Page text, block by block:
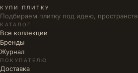
КУПИ ПЛИТКУ
Подбираем плитку под идею,
КАТАЛОГ
Все коллекции
Бренды
Журнал
ПОКУПАТЕЛЮ
Доставка